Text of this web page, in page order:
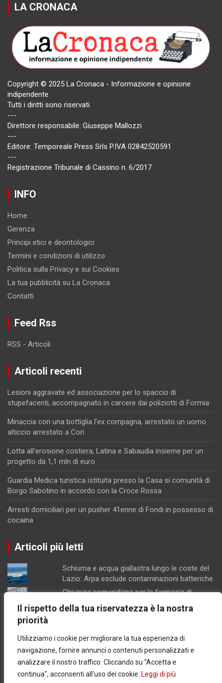
Il rispetto della tua riservatezza è la nostra
priorità
Utilizziamo i cookie per migliorare la tua esperienza di
navigazione, fornire annunci o contenuti personalizzati e
analizzare il nostro traffico. Cliccando su "Accetta e
continua", acconsenti all'uso dei cookie. Leggi di più
LA CRONACA
Copyright © 2025 La Cronaca - Informazione e opinione
indipendente
Tutti i diritti sono riservati.
---
Direttore responsabile: Giuseppe Mallozzi
---
Editore: Temporeale Press Srls P.IVA 02842520591
---
Registrazione Tribunale di Cassino n. 6/2017
INFO
Home
Gerenza
Principi etici e deontologici
Termini e condizioni di utilizzo
Politica sulla Privacy e sui Cookies
La tua pubblicità su La Cronaca
Contatti
Feed Rss
RSS - Articoli
Articoli recenti
Lesioni aggravate ed associazione per lo spaccio di
stupefacenti, accompagnato in carcere dai poliziotti di Formia
Minaccia con una bottiglia l’ex compagna, arrestato un uomo
alticcio arrestato a Cori
Lotta all’erosione costiera, Latina e Sabaudia insieme per un
progetto da 1,1 mln di euro
Guardia Medica turistica istituita presso la Casa si comunità di
Borgo Sabotino in accordo con la Croce Rossa
Arresti domiciliari per un pusher 41enne di Fondi in possesso di
cocaina
Articoli più letti
Schiuma e acqua giallastra lungo le coste del
Lazio: Arpa esclude contaminazioni batteriche
Chiusura pomeridiana per la farmacia di
Formia, "manca il personale"
proprietari e progettista
Latina / Piano del fabbisogno del personale,
ok dalla Giunta: in arrivo 30 nuove assunzioni e
17 progressioni verticali